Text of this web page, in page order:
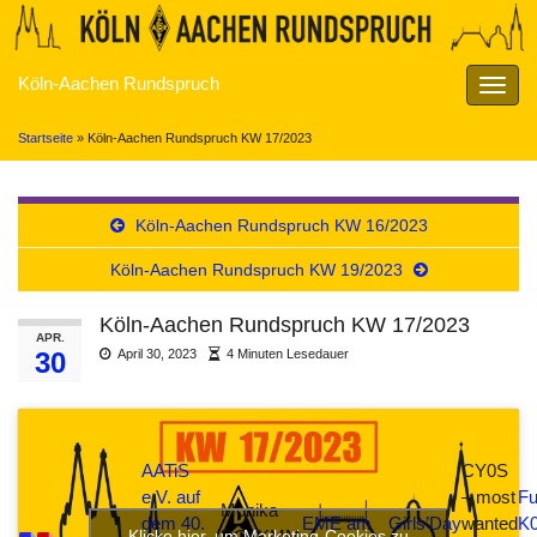
Köln-Aachen Rundspruch
Startseite » Köln-Aachen Rundspruch KW 17/2023
Köln-Aachen Rundspruch KW 16/2023
Köln-Aachen Rundspruch KW 19/2023
APR.
30
Köln-Aachen Rundspruch KW 17/2023
April 30, 2023 4 Minuten Lesedauer
AATiS
e.V. auf
dem 40.
Monika
EME am
Girls’Day
CY0S
– most
wanted